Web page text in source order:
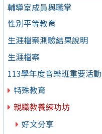
輔導室成員與職掌
性別平等教育
生涯檔案測驗結果說明
生涯檔案
113學年度音樂班重要活
特殊教育
親職教養練功坊
好文分享